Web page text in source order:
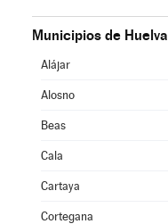
Municipios de Huelva
Alájar
Alosno
Beas
Cala
Cartaya
Cortegana